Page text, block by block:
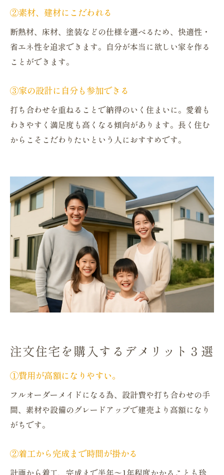
②素材、建材にこだわれる
断熱材、床材、塗装などの仕様を選べるため、快適性・
省エネ性を追求できます。自分が本当に欲しい家を作る
ことができます。
③家の設計に自分も参加できる
打ち合わせを重ねることで納得のいく住まいに。愛着も
わきやすく満足度も高くなる傾向があります。長く住む
からこそこだわりたいという人におすすめです。
注文住宅を購入するデメリット３選
①費用が高額になりやすい。
フルオーダーメイドになる為、設計費や打ち合わせの手
間、素材や設備のグレードアップで建売より高額になり
がちです。
②着工から完成まで時間が掛かる
計画から着工、完成まで半年〜1年程度かかることも珍